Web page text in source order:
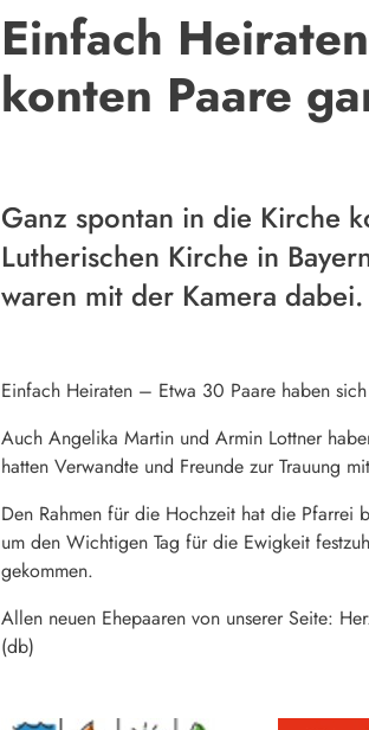
Einfach
konten Paare
Ganz spontan in die Kirche
Lutherischen Kirche in
waren mit der Kamera dabei.
Einfach Heiraten – Etwa 30 Paare haben
Auch Angelika Martin und Armin Lottner
hatten Verwandte und Freunde zur Trauung
Den Rahmen für die Hochzeit hat die
um den Wichtigen Tag für die Ewigkeit
gekommen.
Allen neuen Ehepaaren von unserer Seite:
(db)